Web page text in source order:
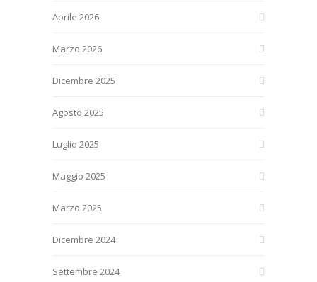
Aprile 2026
Marzo 2026
Dicembre 2025
Agosto 2025
Luglio 2025
Maggio 2025
Marzo 2025
Dicembre 2024
Settembre 2024